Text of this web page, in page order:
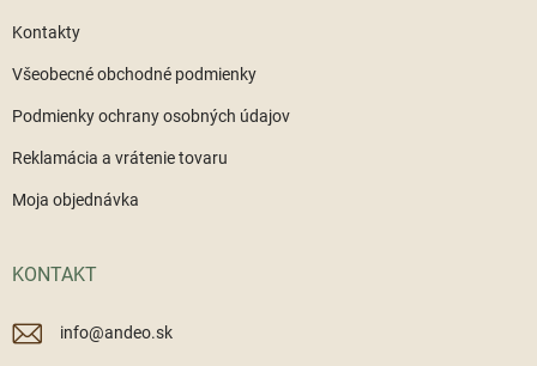
Kontakty
Všeobecné obchodné podmienky
Podmienky ochrany osobných údajov
Reklamácia a vrátenie tovaru
Moja objednávka
KONTAKT
info@andeo.sk